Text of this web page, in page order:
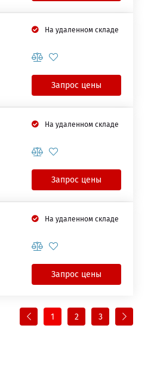
На удаленном складе
Запрос цены
На удаленном складе
Запрос цены
На удаленном складе
Запрос цены
1 2 3